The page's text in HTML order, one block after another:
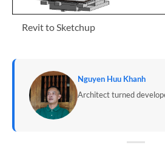
Revit to Sketchup
Nguyen Huu Khanh
Architect turned